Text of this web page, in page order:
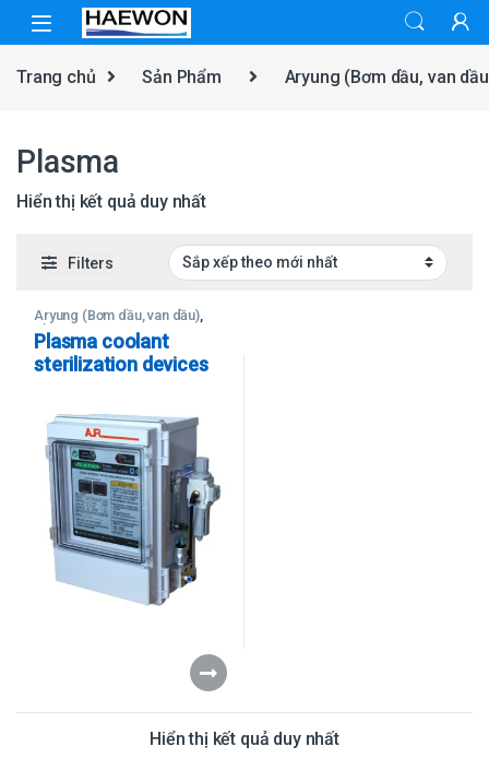
Skip to navigation
Skip to content
Trang chủ Sản Phẩm Aryung (Bơm dầu, van
Plasma
Hiển thị kết quả duy nhất
Filters
Aryung (Bơm dầu, van dầu),
Plasma
Plasma coolant
sterilization devices
Hiển thị kết quả duy nhất